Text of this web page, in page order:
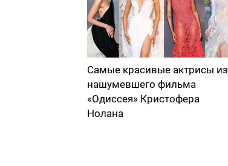
Самые красивые актрисы из
нашумевшего фильма
«Одиссея» Кристофера
Нолана